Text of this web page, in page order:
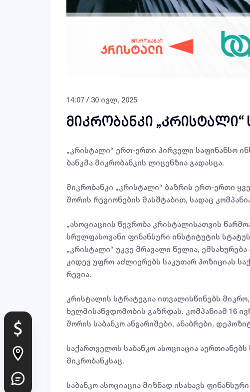
14:07 / 30 ივლ, 2025
მიკრობანკი
„კრისტალი“ ერთ-ერთი პირველი საფინანსო
ბანკმა მიკრობანკის ლიცენზია გადასცა.
მიკრობანკი „კრისტალი“ ბაზრის ერთ-ერთი
შორის რეგიონების მასშტაბით, სადაც
„ასოციაციის წევრობა კრისტალისათვის
სრულფასოვანი ფინანსური ინსტიტუტის
„კრისტალი“ უკვე მრავალი წელია,
კიდევ უფრო აძლიერებს საკუთარ პოზიციას
რევია.
კრისტალის სტრატეგია ითვალისწინებს
ხელმისაწვდომობის გაზრდას. კომპანიამ 16
შორის საბანკო ანგარიშები, ანაბრები,
საქართველოს საბანკო ასოციაცია
მიკრობანკსაც.
საბანკო ასოციაცია მიზნად ისახავს